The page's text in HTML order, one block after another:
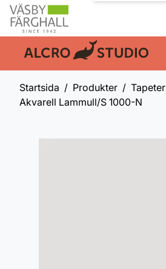
En del av:
Startsida Produkter Tapeter
Akvarell Lammull/S 1000-N